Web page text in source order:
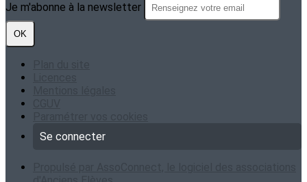
Je m'abonne à la newsletter
OK
Se connecter